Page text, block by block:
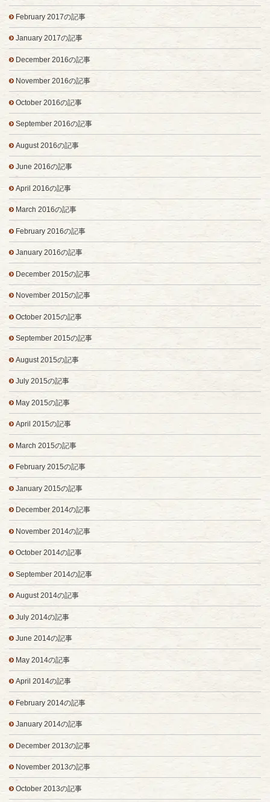
February 2017の記事
January 2017の記事
December 2016の記事
November 2016の記事
October 2016の記事
September 2016の記事
August 2016の記事
June 2016の記事
April 2016の記事
March 2016の記事
February 2016の記事
January 2016の記事
December 2015の記事
November 2015の記事
October 2015の記事
September 2015の記事
August 2015の記事
July 2015の記事
May 2015の記事
April 2015の記事
March 2015の記事
February 2015の記事
January 2015の記事
December 2014の記事
November 2014の記事
October 2014の記事
September 2014の記事
August 2014の記事
July 2014の記事
June 2014の記事
May 2014の記事
April 2014の記事
February 2014の記事
January 2014の記事
December 2013の記事
November 2013の記事
October 2013の記事